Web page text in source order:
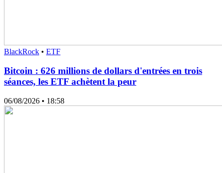
BlackRock • ETF
Bitcoin : 626 millions de dollars d'entrées en trois
séances, les ETF achètent la peur
06/08/2026 • 18:58